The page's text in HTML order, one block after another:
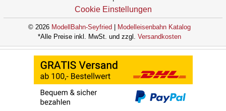
Cookie Einstellungen
© 2026 ModellBahn-Seyfried
Modelleisenbahn Katalog
*Alle Preise inkl. MwSt. und zzgl. Versandkosten